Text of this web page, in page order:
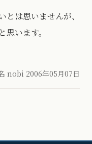
は思いませんが、
います。
nobi 2006年05月07日